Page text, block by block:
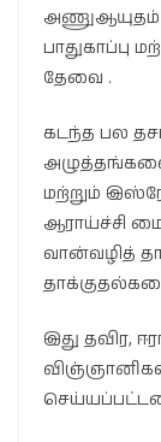
அணுஆயுதம்
பாதுகாப்பு
தேவை .
கடந்த பல
அழுத்தங்களை
மற்றும்
ஆராய்ச்சி
வான்வழித்
இது தவிர,
விஞ்ஞானிகள்